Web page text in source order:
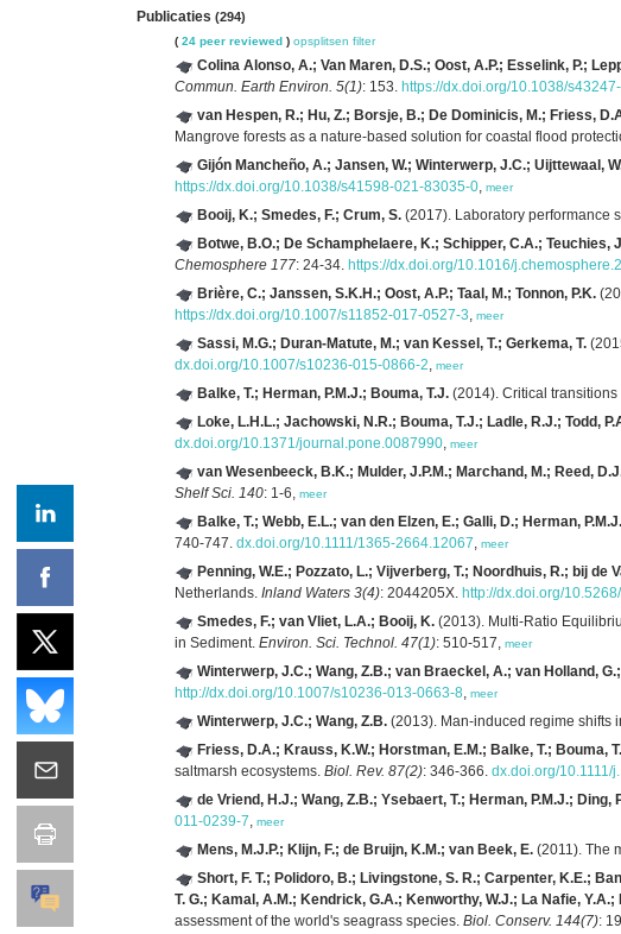
Publicaties (294)
( 24 peer reviewed ) opsplitsen filter
Colina Alonso, A.; Van Maren, D.S.; Oost, A.P.; Esselink, P.;
Commun. Earth Environ. 5(1): 153. https://dx.doi.org/10.1038/
van Hespen, R.; Hu, Z.; Borsje, B.; De Dominicis, M.; Friess,
Mangrove forests as a nature-based solution for coastal flood
Gijón Mancheño, A.; Jansen, W.; Winterwerp, J.C.; Uijttewaal,
https://dx.doi.org/10.1038/s41598-021-83035-0, meer
Booij, K.; Smedes, F.; Crum, S. (2017). Laboratory performance
Botwe, B.O.; De Schamphelaere, K.; Schipper, C.A.; Teuchies,
Chemosphere 177: 24-34. https://dx.doi.org/10.1016/
Brière, C.; Janssen, S.K.H.; Oost, A.P.; Taal, M.; Tonnon, P.K.
https://dx.doi.org/10.1007/s11852-017-0527-3, meer
Sassi, M.G.; Duran-Matute, M.; van Kessel, T.; Gerkema, T.
dx.doi.org/10.1007/s10236-015-0866-2, meer
Balke, T.; Herman, P.M.J.; Bouma, T.J. (2014). Critical
Loke, L.H.L.; Jachowski, N.R.; Bouma, T.J.; Ladle, R.J.; Todd,
dx.doi.org/10.1371/journal.pone.0087990, meer
van Wesenbeeck, B.K.; Mulder, J.P.M.; Marchand, M.; Reed,
Shelf Sci. 140: 1-6, meer
Balke, T.; Webb, E.L.; van den Elzen, E.; Galli, D.; Herman,
740-747. dx.doi.org/10.1111/1365-2664.12067, meer
Penning, W.E.; Pozzato, L.; Vijverberg, T.; Noordhuis, R.; bij de
Netherlands. Inland Waters 3(4): 2044205X. http://dx.doi.org/
Smedes, F.; van Vliet, L.A.; Booij, K. (2013). Multi-Ratio
in Sediment. Environ. Sci. Technol. 47(1): 510-517, meer
Winterwerp, J.C.; Wang, Z.B.; van Braeckel, A.; van Holland,
http://dx.doi.org/10.1007/s10236-013-0663-8, meer
Winterwerp, J.C.; Wang, Z.B. (2013). Man-induced regime shifts
Friess, D.A.; Krauss, K.W.; Horstman, E.M.; Balke, T.; Bouma,
saltmarsh ecosystems. Biol. Rev. 87(2): 346-366. dx.doi.org/10.1111/
de Vriend, H.J.; Wang, Z.B.; Ysebaert, T.; Herman, P.M.J.; Ding,
011-0239-7, meer
Mens, M.J.P.; Klijn, F.; de Bruijn, K.M.; van Beek, E. (2011). The
Short, F. T.; Polidoro, B.; Livingstone, S. R.; Carpenter, K.E.;
T. G.; Kamal, A.M.; Kendrick, G.A.; Kenworthy, W.J.; La Nafie,
assessment of the world's seagrass species. Biol. Conserv. 144(7):